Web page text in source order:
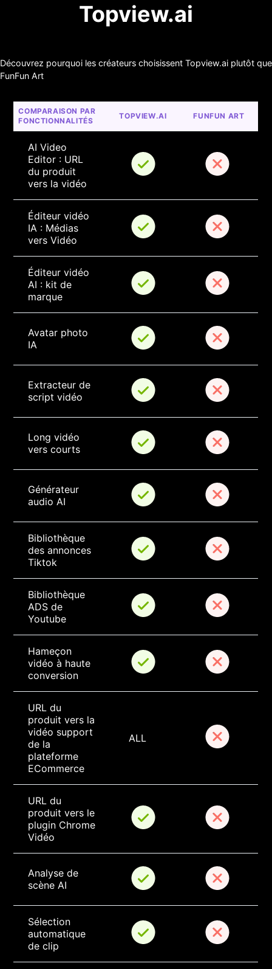
Topview.ai
Découvrez pourquoi les créateurs choisissent Topview.ai plutôt que
FunFun Art
COMPARAISON PAR
FONCTIONNALITÉS
TOPVIEW.AI FUNFUN ART
AI Video
Editor : URL
du produit
vers la vidéo
Éditeur vidéo
IA : Médias
vers Vidéo
Éditeur vidéo
AI : kit de
marque
Avatar photo
IA
Extracteur de
script vidéo
Long vidéo
vers courts
Générateur
audio AI
Bibliothèque
des annonces
Tiktok
Bibliothèque
ADS de
Youtube
Hameçon
vidéo à haute
conversion
URL du
produit vers la
vidéo support
de la
plateforme
ECommerce
ALL
URL du
produit vers le
plugin Chrome
Vidéo
Analyse de
scène AI
Sélection
automatique
de clip